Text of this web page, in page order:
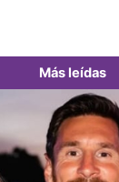
Más leídas